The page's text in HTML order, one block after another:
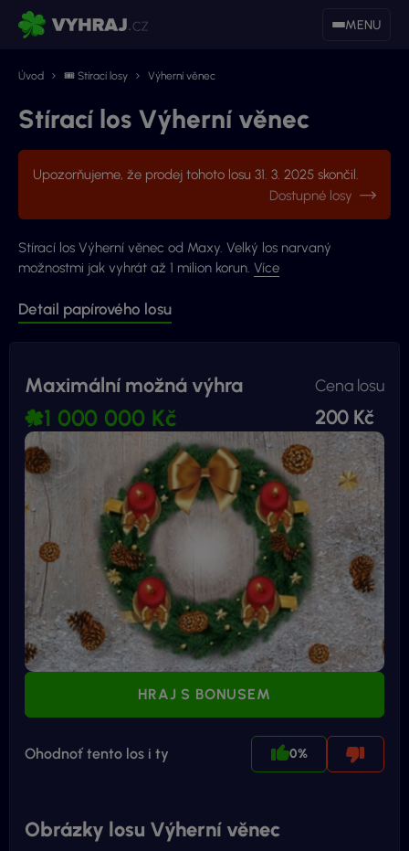
MENU
Úvod 🎟 Stírací losy Výherní věnec
Stírací los Výherní věnec
Upozorňujeme, že prodej tohoto losu 31. 3. 2025 skončil.
Dostupné losy
Stírací los Výherní věnec od Maxy. Velký los narvaný
možnostmi jak vyhrát až 1 milion korun. Více
Detail papírového losu
Maximální možná výhra
1 000 000 Kč
Cena losu
200 Kč
HRAJ S BONUSEM
Ohodnoť tento los i ty 0%
Obrázky losu Výherní věnec